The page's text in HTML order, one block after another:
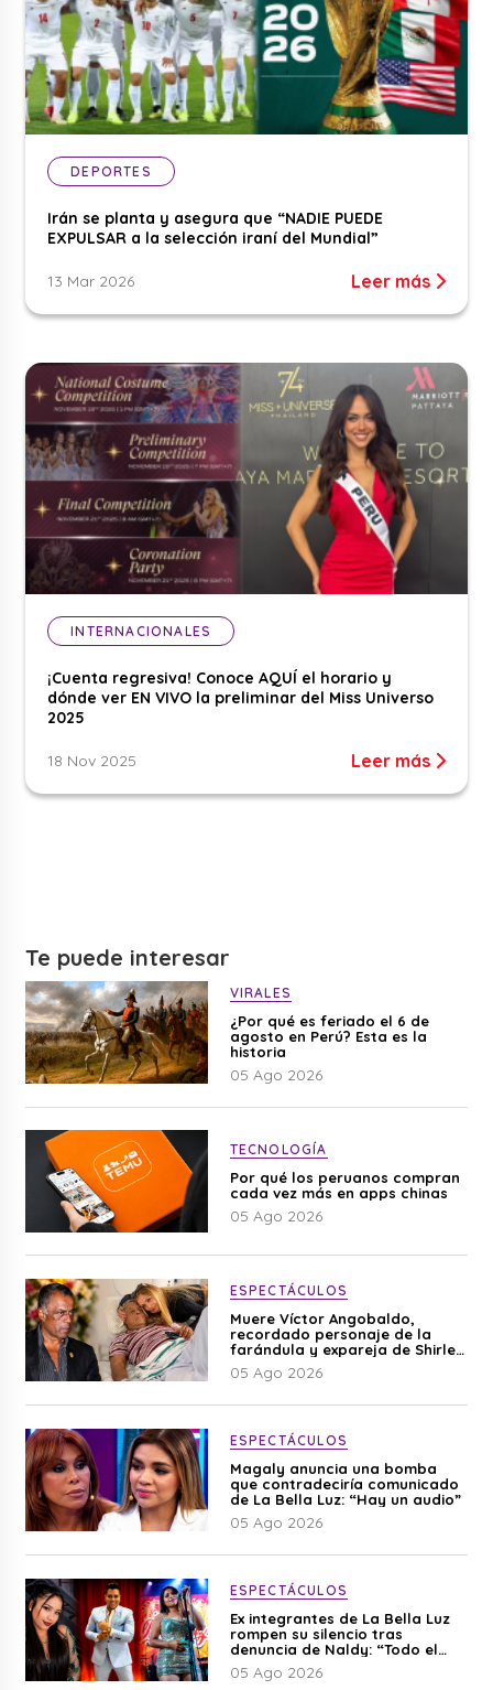
DEPORTES
Irán se planta y asegura que “NADIE PUEDE
EXPULSAR a la selección iraní del Mundial”
13 Mar 2026 Leer más
INTERNACIONALES
¡Cuenta regresiva! Conoce AQUÍ el horario y
dónde ver EN VIVO la preliminar del Miss Universo
2025
18 Nov 2025 Leer más
Te puede interesar
VIRALES
¿Por qué es feriado el 6 de
agosto en Perú? Esta es la
historia
05 Ago 2026
TECNOLOGÍA
Por qué los peruanos compran
cada vez más en apps chinas
05 Ago 2026
ESPECTÁCULOS
Muere Víctor Angobaldo,
recordado personaje de la
farándula y expareja de Shirley
Cherres
05 Ago 2026
ESPECTÁCULOS
Magaly anuncia una bomba
que contradeciría comunicado
de La Bella Luz: “Hay un audio”
05 Ago 2026
ESPECTÁCULOS
Ex integrantes de La Bella Luz
rompen su silencio tras
denuncia de Naldy: “Todo el
mundo lo sabía”
05 Ago 2026